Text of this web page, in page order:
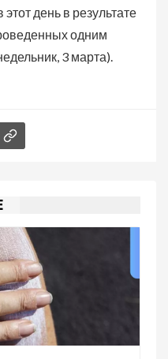
день в результате
одним
3 марта).